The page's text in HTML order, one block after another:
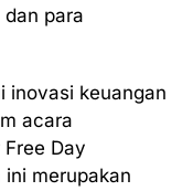
para
inovasi keuangan
acara
Day
merupakan